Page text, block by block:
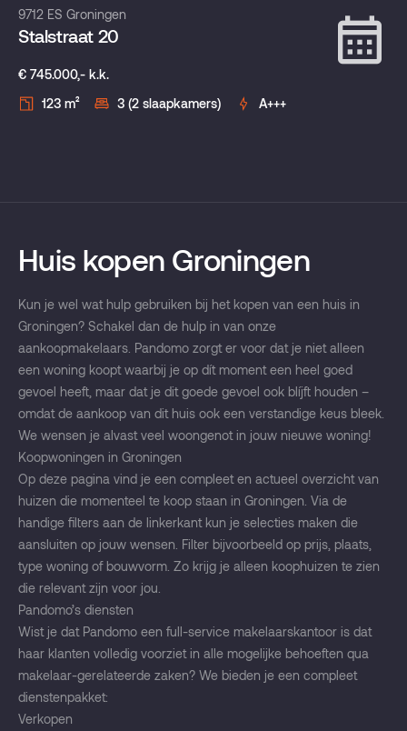
Verhuurd
9712 ES Groningen
Stalstraat 20
€ 745.000,- k.k.
123 m²
3 (2 slaapkamers) A+++
Huis kopen Groningen
Kun je wel wat hulp gebruiken bij het kopen van een huis in
Groningen? Schakel dan de hulp in van onze
aankoopmakelaars. Pandomo zorgt er voor dat je niet alleen
een woning koopt waarbij je op dít moment een heel goed
gevoel heeft, maar dat je dit goede gevoel ook blíjft houden –
omdat de aankoop van dit huis ook een verstandige keus bleek.
We wensen je alvast veel woongenot in jouw nieuwe woning!
Koopwoningen in Groningen
Op deze pagina vind je een compleet en actueel overzicht van
huizen die momenteel te koop staan in Groningen. Via de
handige filters aan de linkerkant kun je selecties maken die
aansluiten op jouw wensen. Filter bijvoorbeeld op prijs, plaats,
type woning of bouwvorm. Zo krijg je alleen koophuizen te zien
die relevant zijn voor jou.
Pandomo’s diensten
Wist je dat Pandomo een full-service makelaarskantoor is dat
haar klanten volledig voorziet in alle mogelijke behoeften qua
makelaar-gerelateerde zaken? We bieden je een compleet
dienstenpakket:
Verkopen